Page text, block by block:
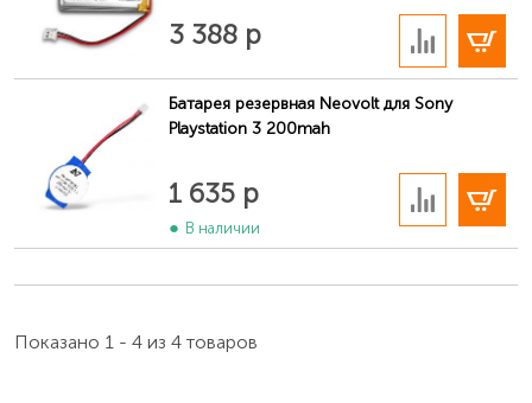
3 388 р
Батарея резервная Neovolt для Sony
Playstation 3 200mah
1 635 р
В наличии
Показано 1 - 4 из 4 товаров